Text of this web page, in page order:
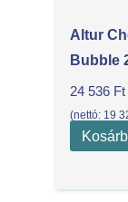
Altur
Bubble
24 536 Ft
(nettó: 19